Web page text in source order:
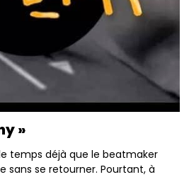
»
temps déjà que le beatmaker
sans se retourner. Pourtant, à